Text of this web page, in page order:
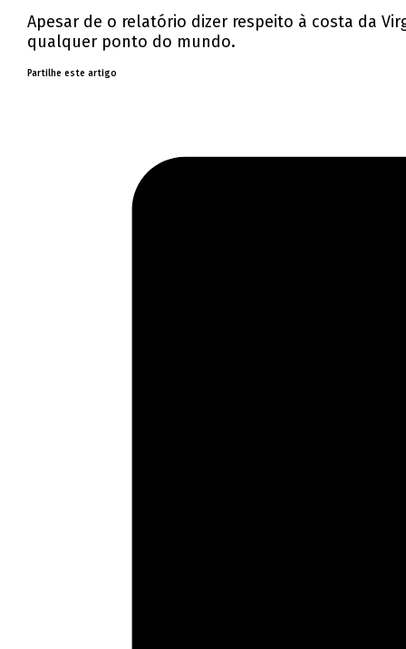
Apesar de o relatório dizer respeito à costa da
qualquer ponto do mundo.
Partilhe este artigo